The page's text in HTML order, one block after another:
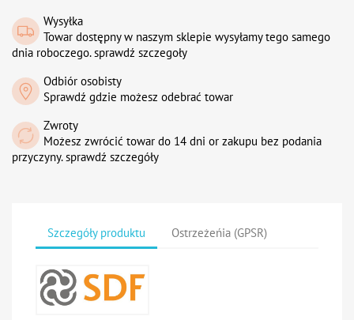
Wysyłka
Towar dostępny w naszym sklepie wysyłamy tego samego
dnia roboczego. sprawdź szczegoły
Odbiór osobisty
Sprawdź gdzie możesz odebrać towar
Zwroty
Możesz zwrócić towar do 14 dni or zakupu bez podania
przyczyny. sprawdź szczegóły
Szczegóły produktu Ostrzeżeńia (GPSR)